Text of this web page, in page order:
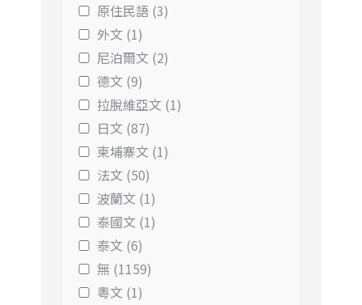
原住民語 (3)
外文 (1)
尼泊爾文 (2)
德文 (9)
拉脫維亞文 (1)
日文 (87)
柬埔寨文 (1)
法文 (50)
波蘭文 (1)
泰國文 (1)
泰文 (6)
無 (1159)
粵文 (1)